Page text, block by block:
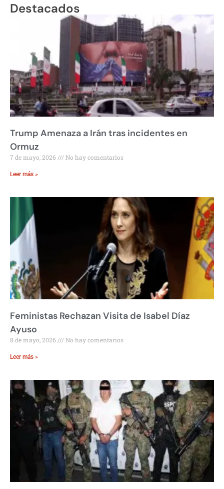
Destacados
Trump Amenaza a Irán tras incidentes en
Ormuz
7 de mayo, 2026 No hay comentarios
Leer más »
Feministas Rechazan Visita de Isabel Díaz
Ayuso
8 de mayo, 2026 No hay comentarios
Leer más »